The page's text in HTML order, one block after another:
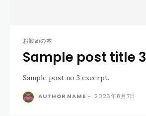
お勧めの本
Sample post title 3
Sample post no 3 excerpt.
AUTHOR NAME - 2026年8月7日